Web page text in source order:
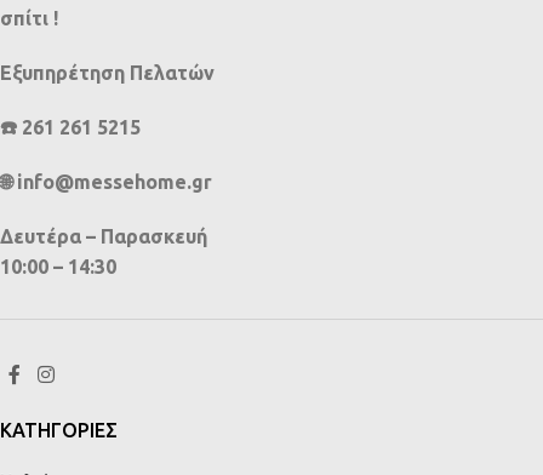
σπίτι !
Εξυπηρέτηση Πελατών
☎️ 261 261 5215
🌐 info@messehome.gr
Δευτέρα – Παρασκευή
10:00 – 14:30
ΚΑΤΗΓΟΡΙΕΣ